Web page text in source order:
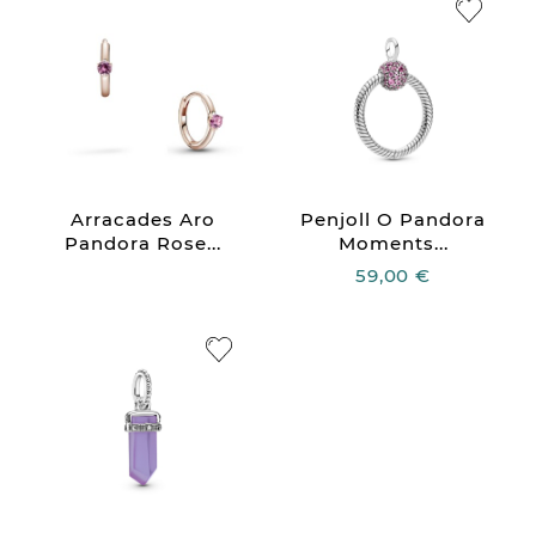
Arracades Aro
Pandora Rose...
Penjoll O Pandora
Moments...
59,00 €